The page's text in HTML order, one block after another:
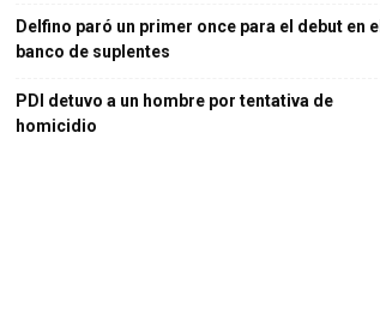
Delfino paró un primer once para el debut en el
banco de suplentes
PDI detuvo a un hombre por tentativa de
homicidio